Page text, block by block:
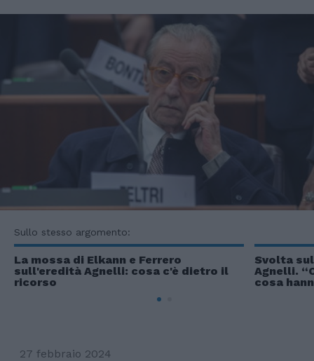
Sullo stesso argomento:
La mossa di Elkann e Ferrero
sull'eredità Agnelli: cosa c'è dietro il
ricorso
Svolta
Agnelli.
cosa
27 febbraio 2024